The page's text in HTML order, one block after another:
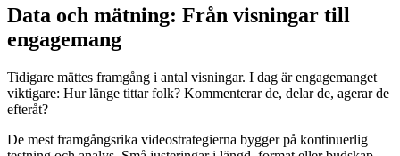
Data och mätning: Från visningar till
engagemang
Tidigare mättes framgång i antal visningar. I dag är engagemanget
viktigare: Hur länge tittar folk? Kommenterar de, delar de, agerar de
efteråt?
De mest framgångsrika videostrategierna bygger på kontinuerlig